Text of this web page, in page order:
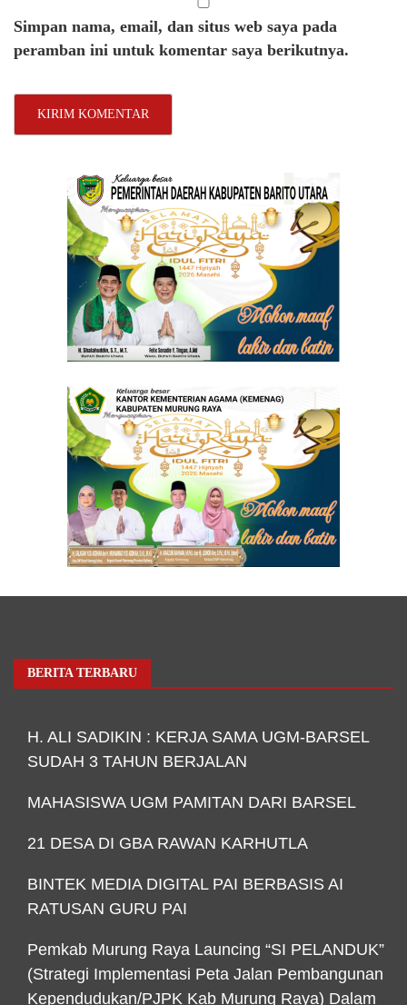
Simpan nama, email, dan situs web saya pada
peramban ini untuk komentar saya berikutnya.
BERITA TERBARU
H. ALI SADIKIN : KERJA SAMA UGM-BARSEL
SUDAH 3 TAHUN BERJALAN
MAHASISWA UGM PAMITAN DARI BARSEL
21 DESA DI GBA RAWAN KARHUTLA
BINTEK MEDIA DIGITAL PAI BERBASIS AI
RATUSAN GURU PAI
Pemkab Murung Raya Launcing “SI PELANDUK”
(Strategi Implementasi Peta Jalan Pembangunan
Kependudukan/PJPK Kab Murung Raya) Dalam